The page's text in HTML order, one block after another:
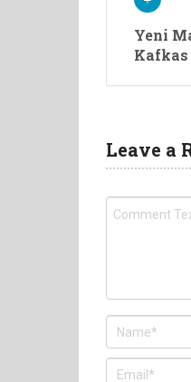
Yeni
Kafkas
Leave a